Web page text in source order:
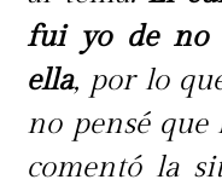
fui yo de no
ella, por lo
no pensé que
comentó la